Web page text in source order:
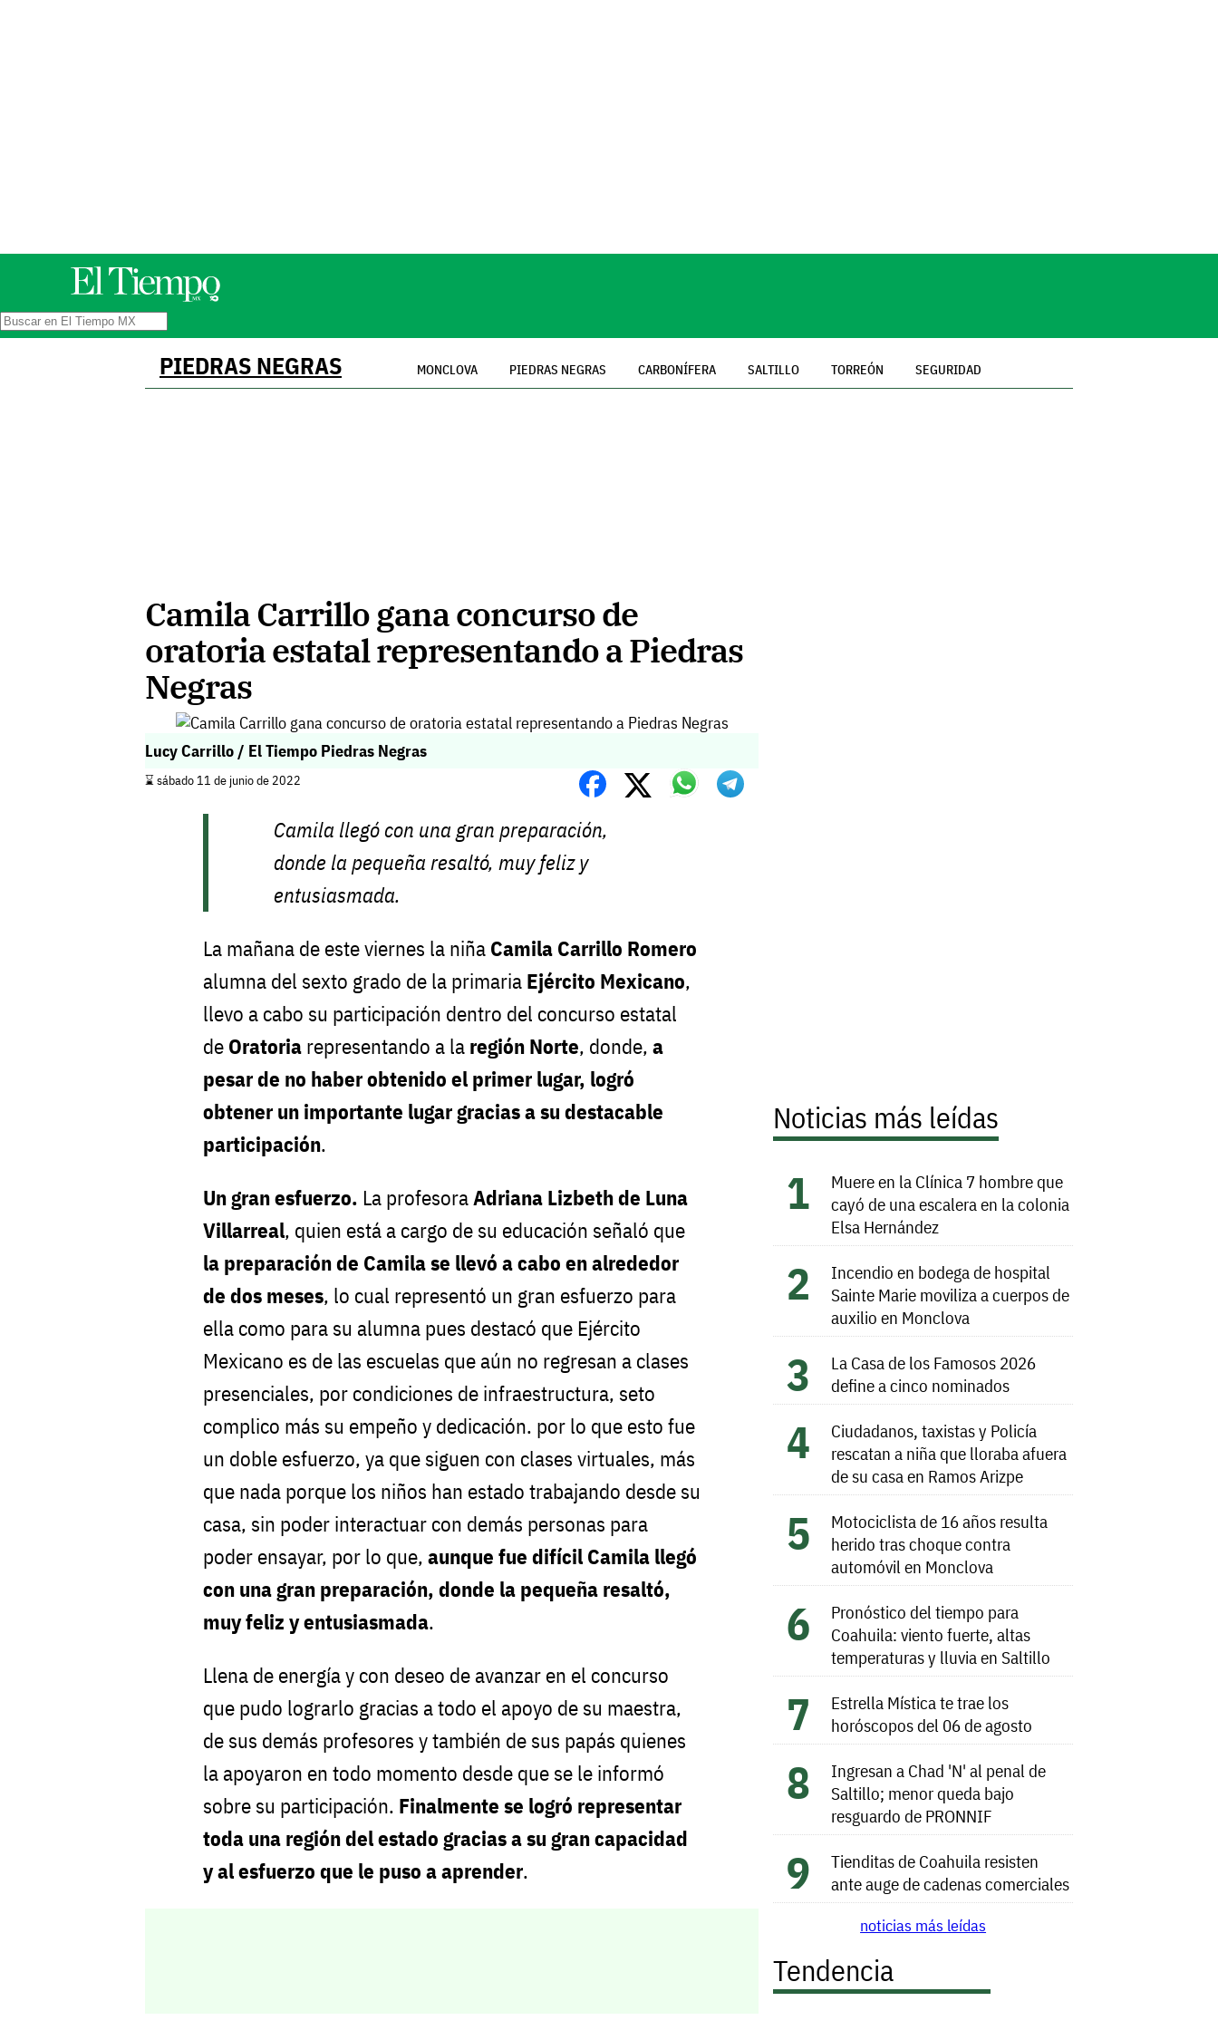
PIEDRAS NEGRAS MONCLOVA PIEDRAS NEGRAS CARBONÍFERA SALTILLO TORREÓN SEGURIDAD
Camila Carrillo gana concurso de
oratoria estatal representando a Piedras
Negras
Lucy Carrillo / El Tiempo Piedras Negras
⌛️ sábado 11 de junio de 2022
Camila llegó con una gran preparación,
donde la pequeña resaltó, muy feliz y
entusiasmada.
La mañana de este viernes la niña Camila Carrillo Romero
alumna del sexto grado de la primaria Ejército Mexicano,
llevo a cabo su participación dentro del concurso estatal
de Oratoria representando a la región Norte, donde, a
pesar de no haber obtenido el primer lugar, logró
obtener un importante lugar gracias a su destacable
participación.
Un gran esfuerzo. La profesoraAdriana Lizbeth de Luna
Villarreal, quien está a cargo de su educación señaló que
la preparación de Camila se llevó a cabo en alrededor
de dos meses, lo cual representó un gran esfuerzo para
ella como para su alumna pues destacó que Ejército
Mexicano es de las escuelas que aún no regresan a clases
presenciales, por condiciones de infraestructura, seto
complico más su empeño y dedicación. por lo que esto fue
un doble esfuerzo, ya que siguen con clases virtuales, más
que nada porque los niños han estado trabajando desde su
casa, sin poder interactuar con demás personas para
poder ensayar, por lo que, aunque fue difícil Camila llegó
con una gran preparación, donde la pequeña resaltó,
muy feliz y entusiasmada.
Llena de energía y con deseo de avanzar en el concurso
que pudo lograrlo gracias a todo el apoyo de su maestra,
de sus demás profesores y también de sus papás quienes
la apoyaron en todo momento desde que se le informó
sobre su participación. Finalmente se logró representar
toda una región del estado gracias a su gran capacidad
y al esfuerzo que le puso a aprender.
Noticias más leídas
Muere en la Clínica 7 hombre que
cayó de una escalera en la colonia
Elsa Hernández
Incendio en bodega de hospital
Sainte Marie moviliza a cuerpos de
auxilio en Monclova
La Casa de los Famosos 2026
define a cinco nominados
Ciudadanos, taxistas y Policía
rescatan a niña que lloraba afuera
de su casa en Ramos Arizpe
Motociclista de 16 años resulta
herido tras choque contra
automóvil en Monclova
Pronóstico del tiempo para
Coahuila: viento fuerte, altas
temperaturas y lluvia en Saltillo
Estrella Mística te trae los
horóscopos del 06 de agosto
Ingresan a Chad 'N' al penal de
Saltillo; menor queda bajo
resguardo de PRONNIF
Tienditas de Coahuila resisten
ante auge de cadenas comerciales
noticias más leídas
Tendencia